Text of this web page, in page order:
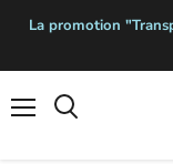
La promotion